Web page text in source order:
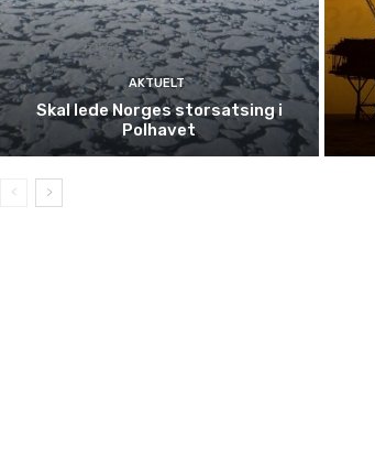
AKTUELT
Skal lede Norges storsatsing i
Polhavet